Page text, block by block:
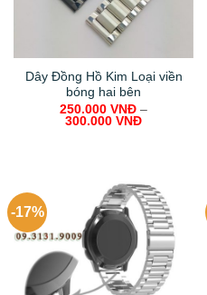
Dây Đồng Hồ Kim Loại viền
bóng hai bên
250.000 VNĐ –
300.000 VNĐ
-17%